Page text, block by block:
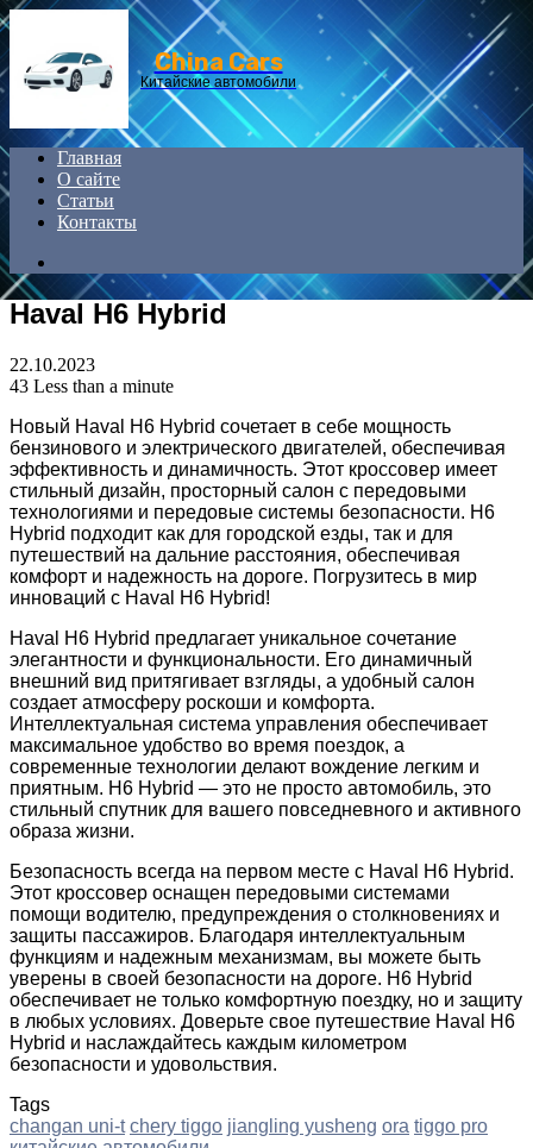
Menu
China Cars
Китайские автомобили
Главная
О сайте
Статьи
Контакты
Haval H6 Hybrid
22.10.2023
43 Less than a minute
Новый Haval H6 Hybrid сочетает в себе мощность
бензинового и электрического двигателей, обеспечивая
эффективность и динамичность. Этот кроссовер имеет
стильный дизайн, просторный салон с передовыми
технологиями и передовые системы безопасности. H6
Hybrid подходит как для городской езды, так и для
путешествий на дальние расстояния, обеспечивая
комфорт и надежность на дороге. Погрузитесь в мир
инноваций с Haval H6 Hybrid!
Haval H6 Hybrid предлагает уникальное сочетание
элегантности и функциональности. Его динамичный
внешний вид притягивает взгляды, а удобный салон
создает атмосферу роскоши и комфорта.
Интеллектуальная система управления обеспечивает
максимальное удобство во время поездок, а
современные технологии делают вождение легким и
приятным. H6 Hybrid — это не просто автомобиль, это
стильный спутник для вашего повседневного и активного
образа жизни.
Безопасность всегда на первом месте с Haval H6 Hybrid.
Этот кроссовер оснащен передовыми системами
помощи водителю, предупреждения о столкновениях и
защиты пассажиров. Благодаря интеллектуальным
функциям и надежным механизмам, вы можете быть
уверены в своей безопасности на дороге. H6 Hybrid
обеспечивает не только комфортную поездку, но и защиту
в любых условиях. Доверьте свое путешествие Haval H6
Hybrid и наслаждайтесь каждым километром
безопасности и удовольствия.
Tags
changan uni-t chery tiggo jiangling yusheng ora tiggo pro